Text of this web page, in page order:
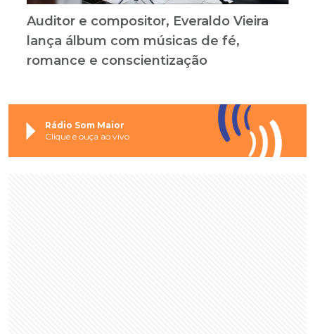
Auditor e compositor, Everaldo Vieira
lança álbum com músicas de fé,
romance e conscientização
Rádio Som Maior
Clique e ouça ao vivo